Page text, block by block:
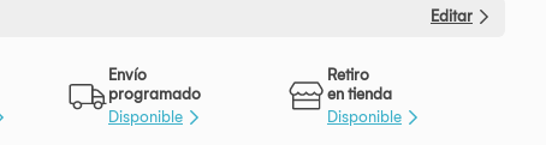
Editar
Envío
programado
Disponible
Retiro
en tienda
Disponible